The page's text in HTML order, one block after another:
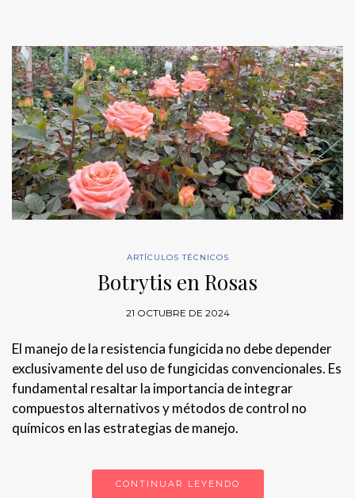
ARTÍCULOS TÉCNICOS
Botrytis en Rosas
21 OCTUBRE DE 2024
El manejo de la resistencia fungicida no debe depender
exclusivamente del uso de fungicidas convencionales. Es
fundamental resaltar la importancia de integrar
compuestos alternativos y métodos de control no
químicos en las estrategias de manejo.
CONTINUAR LEYENDO